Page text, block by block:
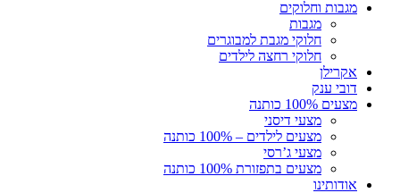
מגבות וחלוקים
מגבות
חלוקי מגבת למבוגרים
חלוקי רחצה לילדים
אקרילן
דובי ענק
מצעים 100% כותנה
מצעי דיסני
מצעים לילדים – 100% כותנה
מצעי ג’רסי
מצעים בתפזורת 100% כותנה
אודותינו